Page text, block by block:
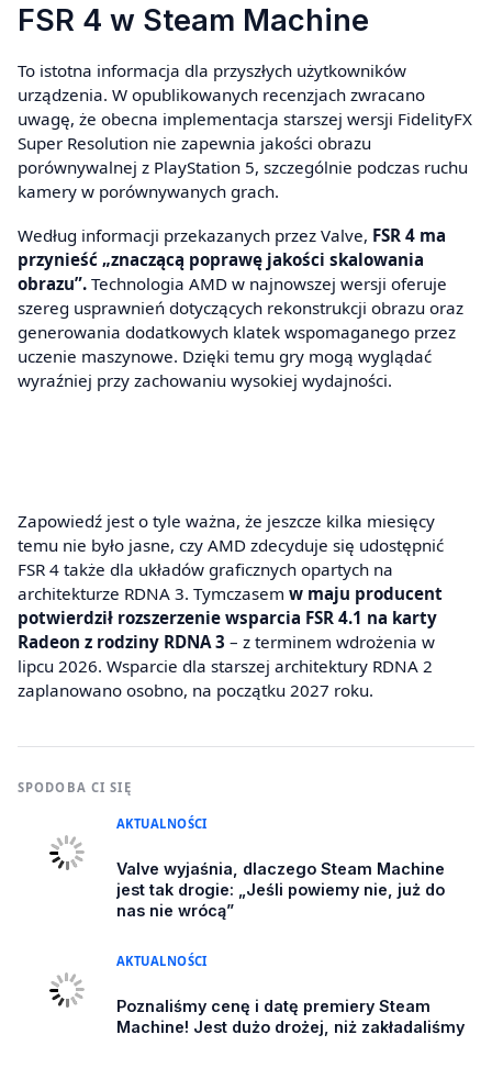
FSR 4 w Steam Machine
To istotna informacja dla przyszłych użytkowników
urządzenia. W opublikowanych recenzjach zwracano
uwagę, że obecna implementacja starszej wersji FidelityFX
Super Resolution nie zapewnia jakości obrazu
porównywalnej z PlayStation 5, szczególnie podczas ruchu
kamery w porównywanych grach.
Według informacji przekazanych przez Valve, FSR 4 ma
przynieść „znaczącą poprawę jakości skalowania
obrazu”. Technologia AMD w najnowszej wersji oferuje
szereg usprawnień dotyczących rekonstrukcji obrazu oraz
generowania dodatkowych klatek wspomaganego przez
uczenie maszynowe. Dzięki temu gry mogą wyglądać
wyraźniej przy zachowaniu wysokiej wydajności.
Zapowiedź jest o tyle ważna, że jeszcze kilka miesięcy
temu nie było jasne, czy AMD zdecyduje się udostępnić
FSR 4 także dla układów graficznych opartych na
architekturze RDNA 3. Tymczasem w maju producent
potwierdził rozszerzenie wsparcia FSR 4.1 na karty
Radeon z rodziny RDNA 3 – z terminem wdrożenia w
lipcu 2026. Wsparcie dla starszej architektury RDNA 2
zaplanowano osobno, na początku 2027 roku.
SPODOBA CI SIĘ
AKTUALNOŚCI
Valve wyjaśnia, dlaczego Steam Machine
jest tak drogie: „Jeśli powiemy nie, już do
nas nie wrócą”
AKTUALNOŚCI
Poznaliśmy cenę i datę premiery Steam
Machine! Jest dużo drożej, niż zakładaliśmy